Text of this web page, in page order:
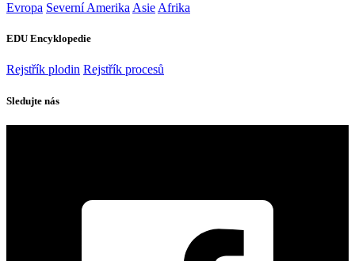
Evropa Severní Amerika Asie Afrika
EDU Encyklopedie
Rejstřík plodin Rejstřík procesů
Sledujte nás